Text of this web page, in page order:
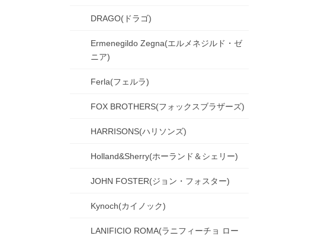
DRAGO(ドラゴ)
Ermenegildo Zegna(エルメネジルド・ゼ
ニア)
Ferla(フェルラ)
FOX BROTHERS(フォックスブラザーズ)
HARRISONS(ハリソンズ)
Holland&Sherry(ホーランド＆シェリー)
JOHN FOSTER(ジョン・フォスター)
Kynoch(カイノック)
LANIFICIO ROMA(ラニフィーチョ ロー